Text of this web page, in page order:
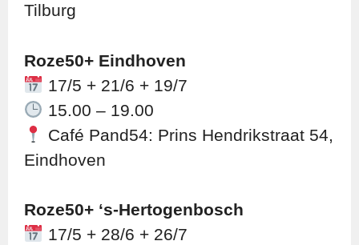
Tilburg
Roze50+ Eindhoven
17/5 + 21/6 + 19/7
15.00 – 19.00
Café Pand54: Prins Hendrikstraat 54,
Eindhoven
Roze50+ ‘s-Hertogenbosch
17/5 + 28/6 + 26/7